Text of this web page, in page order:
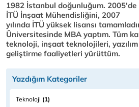
1982 İstanbul doğunluğum. 2005'de
İTÜ İnşaat Mühendisliğini, 2007
yılında İTÜ yüksek lisansı
Üniversitesinde MBA yaptım. Tüm
teknoloji, inşaat teknolojileri,
geliştirme faaliyetleri yürüttüm.
Yazdığım Kategoriler
Teknoloji (1)